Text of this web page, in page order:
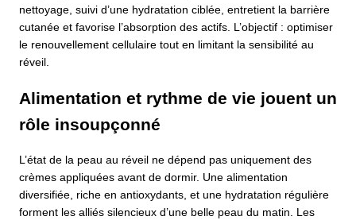
nettoyage, suivi d’une hydratation ciblée, entretient la barrière
cutanée et favorise l’absorption des actifs. L’objectif : optimiser
le renouvellement cellulaire tout en limitant la sensibilité au
réveil.
Alimentation et rythme de vie jouent un
rôle insoupçonné
L’état de la peau au réveil ne dépend pas uniquement des
crèmes appliquées avant de dormir. Une alimentation
diversifiée, riche en antioxydants, et une hydratation régulière
forment les alliés silencieux d’une belle peau du matin. Les